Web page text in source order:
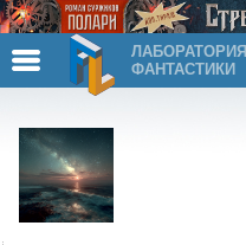
ЛАБОРАТОРИЯ
ФАНТАСТИКИ